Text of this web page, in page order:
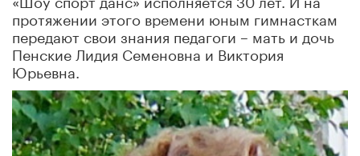
протяжении этого времени юным гимнасткам
передают свои знания педагоги – мать и дочь
Пенские Лидия Семеновна и Виктория
Юрьевна.